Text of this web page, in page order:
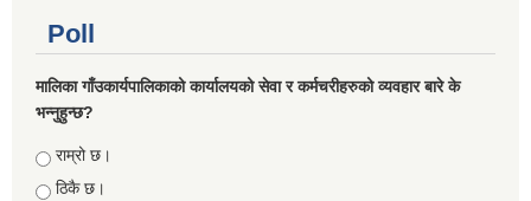
Poll
मालिका गाँउकार्यपालिकाको कार्यालयको सेवा र कर्मचरीहरुको व्यवहार बारे के
भन्नुहुन्छ?
Choices
राम्रो छ।
ठिकै छ।